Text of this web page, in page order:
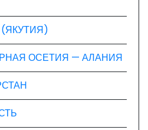
ОСЕТИЯ — АЛАНИЯ